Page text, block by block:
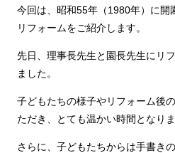
今回は、昭和55年（1980年）に開
リフォームをご紹介します。
先日、理事長先生と園長先生にリ
ました。
子どもたちの様子やリフォーム後
ただき、とても温かい時間となりま
さらに、子どもたちからは手書き